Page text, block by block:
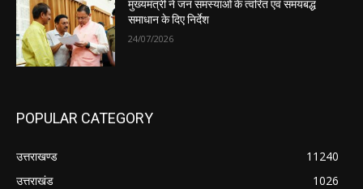
मुख्यमंत्री ने जन समस्याओं के त्वरित एवं समयबद्ध
समाधान के दिए निर्देश
24/07/2026
POPULAR CATEGORY
उत्तराखण्ड
11240
उत्तराखंड
1026